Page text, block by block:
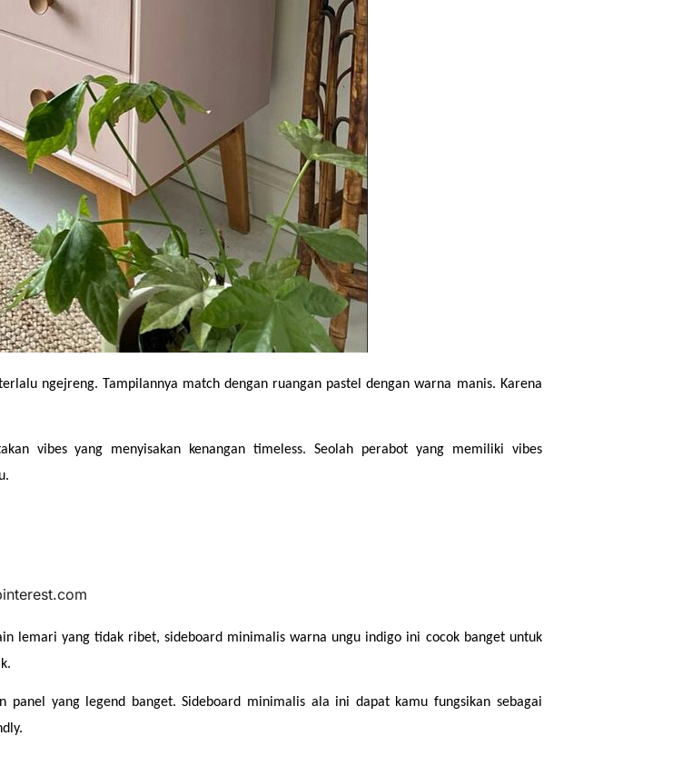
ngejreng. Tampilannya match dengan ruangan pastel dengan warna manis. Karena
vibes yang menyisakan kenangan timeless. Seolah perabot yang memiliki vibes
lemari yang tidak ribet, sideboard minimalis warna ungu indigo ini cocok banget untuk
yang legend banget. Sideboard minimalis ala ini dapat kamu fungsikan sebagai